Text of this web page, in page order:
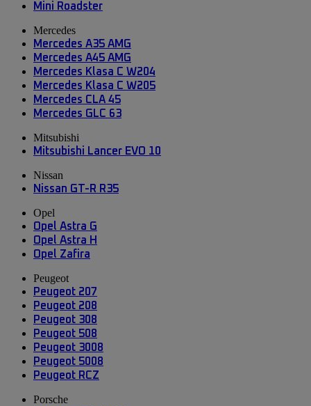
Mini Roadster
Mercedes
Mercedes A35 AMG
Mercedes A45 AMG
Mercedes Klasa C W204
Mercedes Klasa C W205
Mercedes CLA 45
Mercedes GLC 63
Mitsubishi
Mitsubishi Lancer EVO 10
Nissan
Nissan GT-R R35
Opel
Opel Astra G
Opel Astra H
Opel Zafira
Peugeot
Peugeot 207
Peugeot 208
Peugeot 308
Peugeot 508
Peugeot 3008
Peugeot 5008
Peugeot RCZ
Porsche